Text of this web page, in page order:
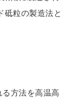
砥粒の製造法と
方法を高温高